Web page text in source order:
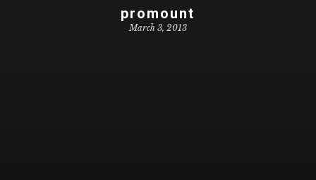
promount
March 3, 2013